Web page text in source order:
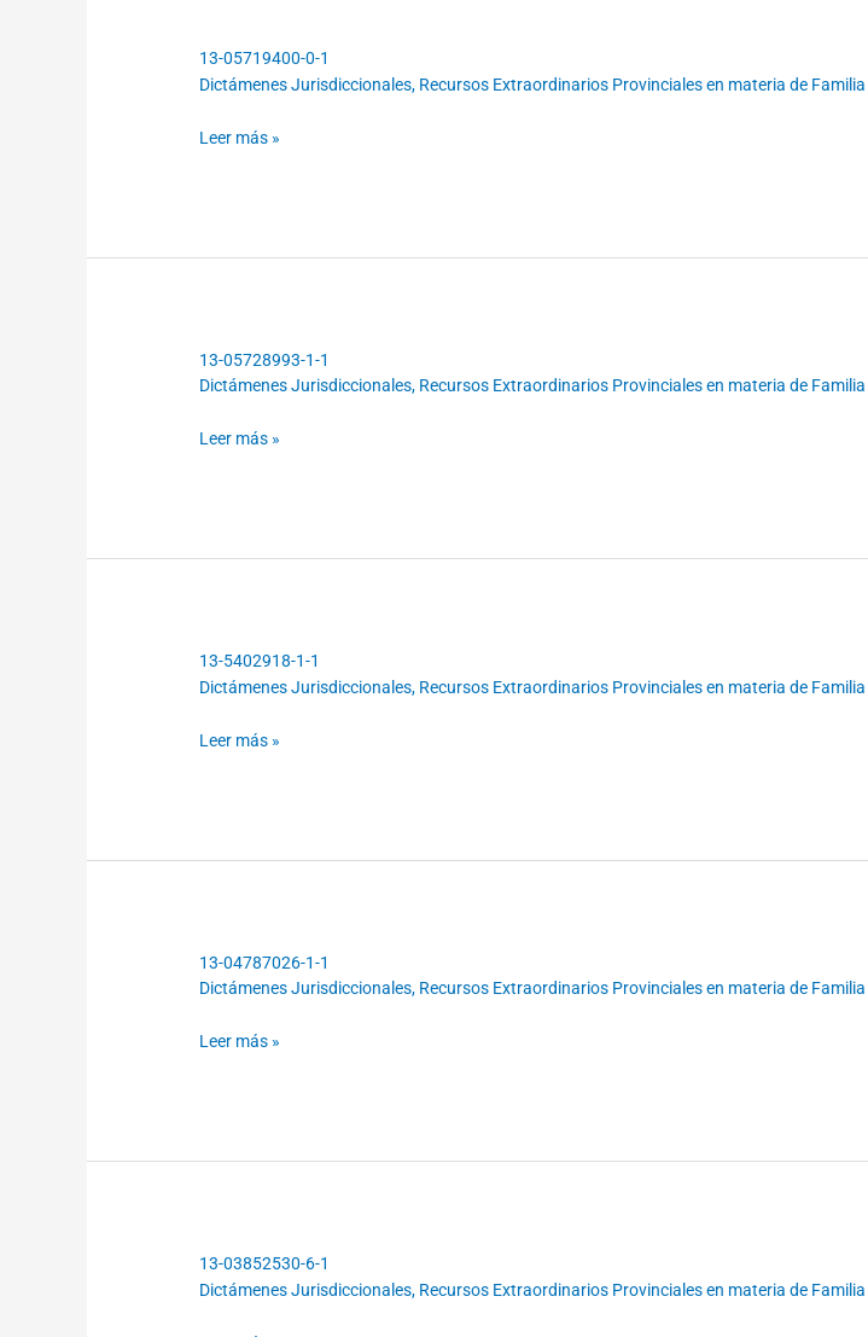
13-05719400-0-1
Dictámenes Jurisdiccionales, Recursos Extraordinarios Provinciales en materia de Familia
13-
05719400-
Leer más »
13-05728993-1-1
Dictámenes Jurisdiccionales, Recursos Extraordinarios Provinciales en materia de Familia
13-
05728993-
Leer más »
13-5402918-1-1
Dictámenes Jurisdiccionales, Recursos Extraordinarios Provinciales en materia de Familia
13-
5402918-
Leer más »
13-04787026-1-1
Dictámenes Jurisdiccionales, Recursos Extraordinarios Provinciales en materia de Familia
13-
04787026-
Leer más »
13-03852530-6-1
Dictámenes Jurisdiccionales, Recursos Extraordinarios Provinciales en materia de Familia
13-
03852530-